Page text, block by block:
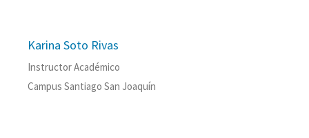
Karina Soto Rivas
Instructor Académico
Campus Santiago San Joaquín